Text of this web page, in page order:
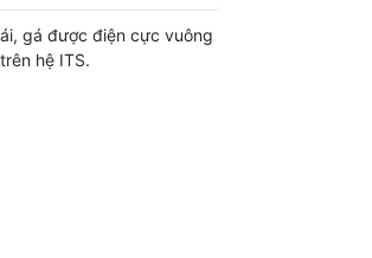
gá được điện cực vuông
hệ ITS.